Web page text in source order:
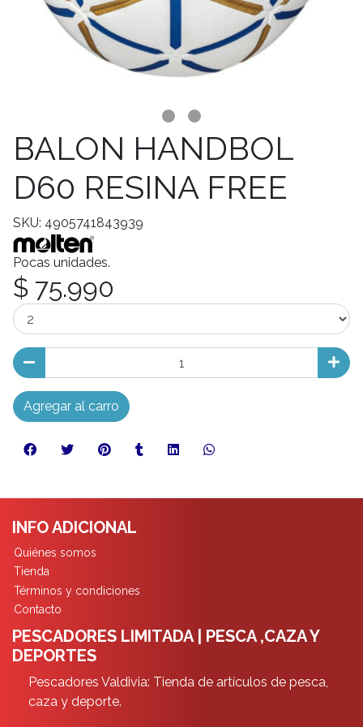
BALON HANDBOL
D60 RESINA FREE
SKU: 4905741843939
Pocas unidades.
$ 75.990
Agregar al carro
INFO ADICIONAL
Quiénes somos
Tienda
Términos y condiciones
Contacto
PESCADORES LIMITADA | PESCA ,CAZA Y
DEPORTES
Pescadores Valdivia: Tienda de artículos de pesca,
caza y deporte.